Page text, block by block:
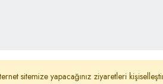
Metni Reklam
Haber
sitemize yapacağınız ziyaretleri